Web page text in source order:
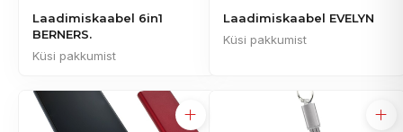
Laadimiskaabel 6in1
BERNERS.
Küsi pakkumist
Laadimiskaabel EVELYN
Küsi pakkumist